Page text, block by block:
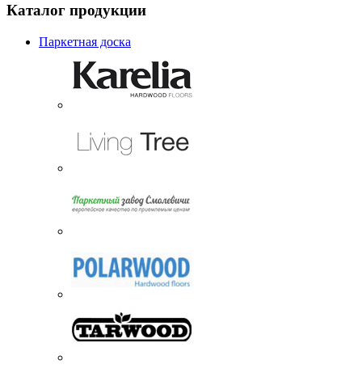
Каталог продукции
Паркетная доска